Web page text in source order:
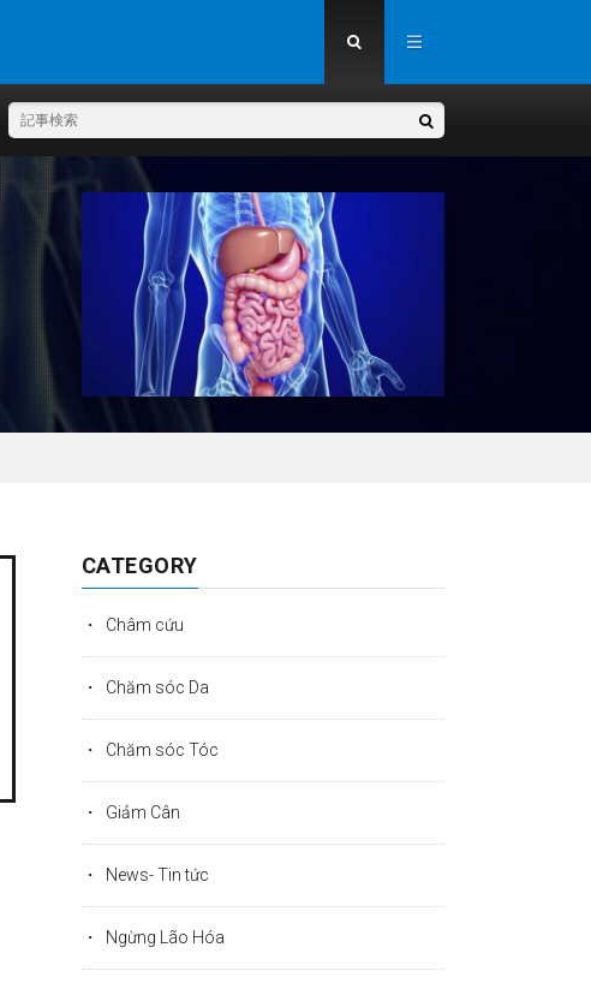
CATEGORY
Châm cứu
Chăm sóc Da
Chăm sóc Tóc
Giảm Cân
News- Tin tức
Ngừng Lão Hóa